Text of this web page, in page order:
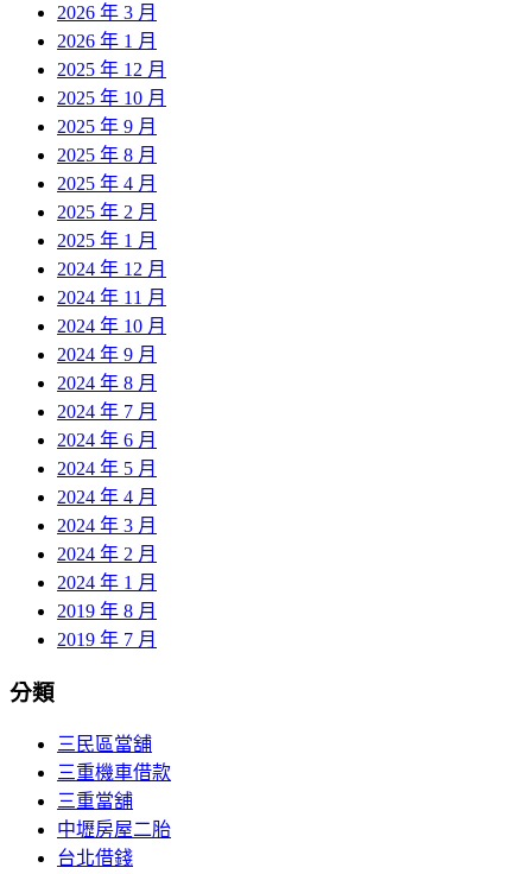
2026 年 3 月
2026 年 1 月
2025 年 12 月
2025 年 10 月
2025 年 9 月
2025 年 8 月
2025 年 4 月
2025 年 2 月
2025 年 1 月
2024 年 12 月
2024 年 11 月
2024 年 10 月
2024 年 9 月
2024 年 8 月
2024 年 7 月
2024 年 6 月
2024 年 5 月
2024 年 4 月
2024 年 3 月
2024 年 2 月
2024 年 1 月
2019 年 8 月
2019 年 7 月
分類
三民區當舖
三重機車借款
三重當舖
中壢房屋二胎
台北借錢